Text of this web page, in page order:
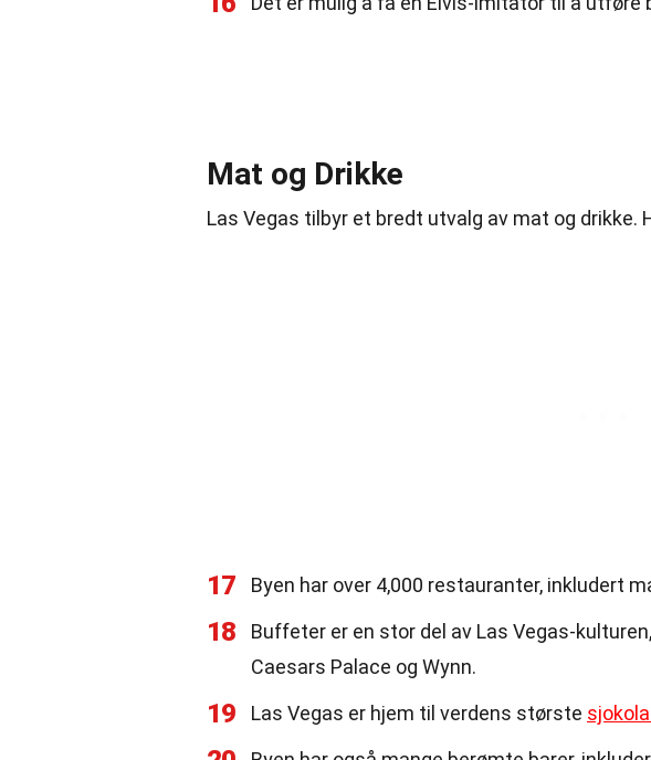
Mat og Drikke
Las Vegas tilbyr et bredt utvalg av mat og drikke.
17 Byen har over 4,000 restauranter, inkludert
18
Buffeter er en stor del av Las Vegas-
Caesars Palace og Wynn.
19 Las Vegas er hjem til verdens største